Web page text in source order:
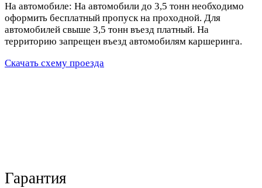
На автомобиле: На автомобили до 3,5 тонн необходимо
оформить бесплатный пропуск на проходной. Для
автомобилей свыше 3,5 тонн въезд платный. На
территорию запрещен въезд автомобилям каршеринга.
Скачать схему проезда
Гарантия